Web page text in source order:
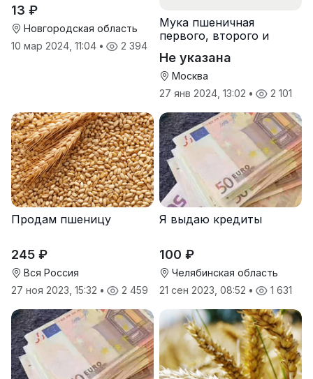
13 ₽
Новгородская область
10 мар 2024, 11:04 • 2 394
Мука пшеничная
первого, второго и
Не указана
Москва
27 янв 2024, 13:02 • 2 101
Продам пшеницу
245 ₽
Вся Россия
27 ноя 2023, 15:32 • 2 459
Я выдаю кредиты
100 ₽
Челябинская область
21 сен 2023, 08:52 • 1 631